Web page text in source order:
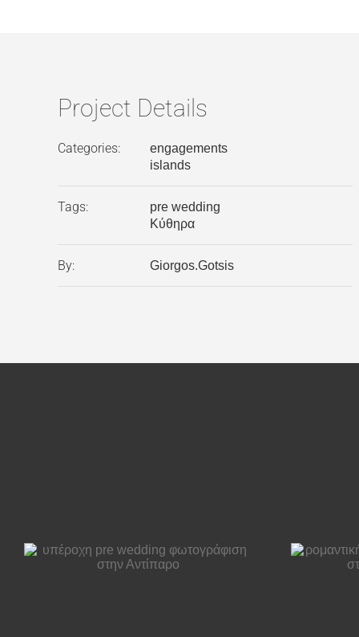
Project Details
Categories:
engagements
islands
Tags:
pre wedding
Κύθηρα
By: Giorgos.Gotsis
wedding